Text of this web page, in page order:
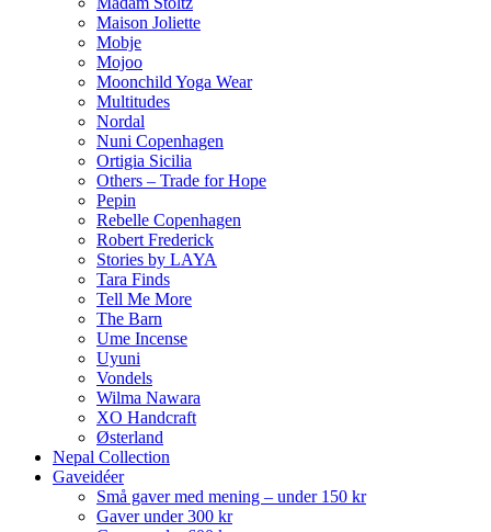
Maison Joliette
Mobje
Mojoo
Moonchild Yoga Wear
Multitudes
Nordal
Nuni Copenhagen
Ortigia Sicilia
Others – Trade for Hope
Pepin
Rebelle Copenhagen
Robert Frederick
Stories by LAYA
Tara Finds
Tell Me More
The Barn
Ume Incense
Uyuni
Vondels
Wilma Nawara
XO Handcraft
Østerland
Nepal Collection
Gaveidéer
Små gaver med mening – under 150 kr
Gaver under 300 kr